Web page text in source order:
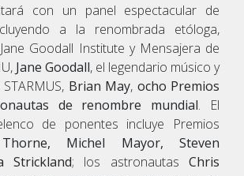
con un panel espectacular de
a la renombrada etóloga,
Goodall Institute y Mensajera de
Jane Goodall, el legendario músico y
Brian May, ocho Premios
de renombre mundial. El
de ponentes incluye Premios
Michel Mayor, Steven
; los astronautasChris